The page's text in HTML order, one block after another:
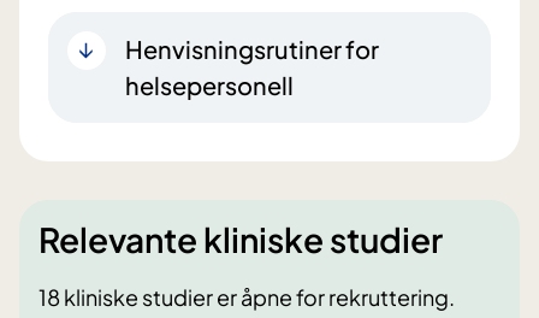
Henvisningsrutiner for
helsepersonell
Relevante kliniske studier
18 kliniske studier er åpne for rekruttering.